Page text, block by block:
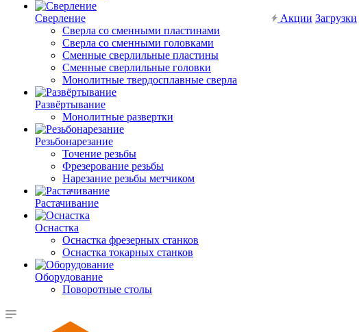
Сверление
Сверла со сменными пластинами
Сверла со сменными головками
Сменные сверлильные пластины
Сменные сверлильные головки
Монолитные твердосплавные сверла
Развёртывание
Монолитные развертки
Резьбонарезание
Точение резьбы
Фрезерование резьбы
Нарезание резьбы метчиком
Растачивание
Оснастка
Оснастка фрезерных станков
Оснастка токарных станков
Оборудование
Поворотные столы
Акции Загрузки